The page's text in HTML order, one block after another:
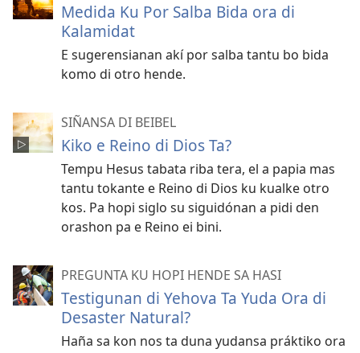
Medida Ku Por Salba Bida ora di
Kalamidat
E sugerensianan akí por salba tantu bo bida
komo di otro hende.
SIÑANSA DI BEIBEL
Kiko e Reino di Dios Ta?
Tempu Hesus tabata riba tera, el a papia mas
tantu tokante e Reino di Dios ku kualke otro
kos. Pa hopi siglo su siguidónan a pidi den
orashon pa e Reino ei bini.
PREGUNTA KU HOPI HENDE SA HASI
Testigunan di Yehova Ta Yuda Ora di
Desaster Natural?
Haña sa kon nos ta duna yudansa práktiko ora